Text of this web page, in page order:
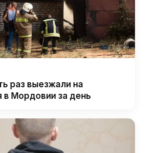
раз выезжали на
в Мордовии за день